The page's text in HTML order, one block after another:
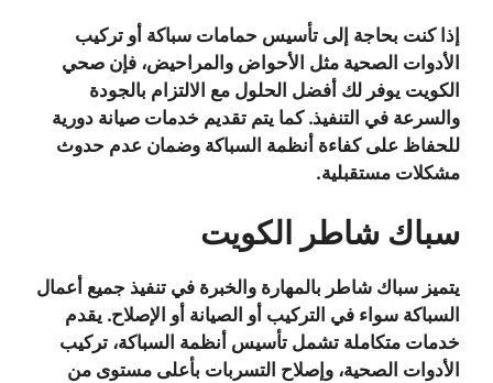
إذا كنت بحاجة إلى تأسيس حمامات سباكة أو تركيب
الأدوات الصحية مثل الأحواض والمراحيض، فإن صحي
الكويت يوفر لك أفضل الحلول مع الالتزام بالجودة
والسرعة في التنفيذ. كما يتم تقديم خدمات صيانة دورية
للحفاظ على كفاءة أنظمة السباكة وضمان عدم حدوث
مشكلات مستقبلية.
سباك شاطر الكويت
يتميز سباك شاطر بالمهارة والخبرة في تنفيذ جميع أعمال
السباكة سواء في التركيب أو الصيانة أو الإصلاح. يقدم
خدمات متكاملة تشمل تأسيس أنظمة السباكة، تركيب
الأدوات الصحية، وإصلاح التسربات بأعلى مستوى من